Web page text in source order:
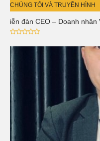
CHÚNG TÔI VÀ TRUYỀN HÌNH
Diễn đàn CEO – Doanh